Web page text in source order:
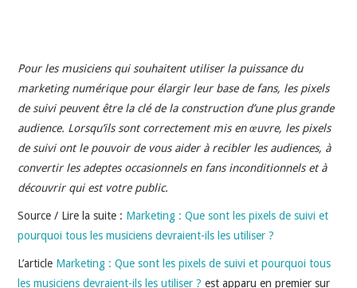
Pour les musiciens qui souhaitent utiliser la puissance du
marketing numérique pour élargir leur base de fans, les pixels
de suivi peuvent être la clé de la construction d’une plus grande
audience. Lorsqu’ils sont correctement mis en œuvre, les pixels
de suivi ont le pouvoir de vous aider à recibler les audiences, à
convertir les adeptes occasionnels en fans inconditionnels et à
découvrir qui est votre public.
Source / Lire la suite : Marketing : Que sont les pixels de suivi et
pourquoi tous les musiciens devraient-ils les utiliser ?
L’article Marketing : Que sont les pixels de suivi et pourquoi tous
les musiciens devraient-ils les utiliser ? est apparu en premier sur